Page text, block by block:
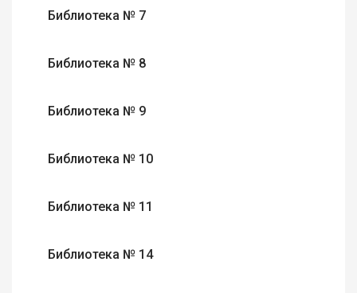
Библиотека № 7
Библиотека № 8
Библиотека № 9
Библиотека № 10
Библиотека № 11
Библиотека № 14